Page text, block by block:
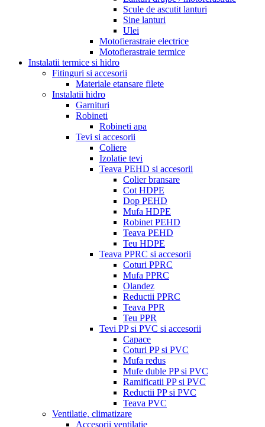
Scule de ascutit lanturi
Sine lanturi
Ulei
Motofierastraie electrice
Motofierastraie termice
Instalatii termice si hidro
Fitinguri si accesorii
Materiale etansare filete
Instalatii hidro
Garnituri
Robineti
Robineti apa
Tevi si accesorii
Coliere
Izolatie tevi
Teava PEHD si accesorii
Colier bransare
Cot HDPE
Dop PEHD
Mufa HDPE
Robinet PEHD
Teava PEHD
Teu HDPE
Teava PPRC si accesorii
Coturi PPRC
Mufa PPRC
Olandez
Reductii PPRC
Teava PPR
Teu PPR
Tevi PP si PVC si accesorii
Capace
Coturi PP si PVC
Mufa redus
Mufe duble PP si PVC
Ramificatii PP si PVC
Reductii PP si PVC
Teava PVC
Ventilatie, climatizare
Accesorii ventilatie